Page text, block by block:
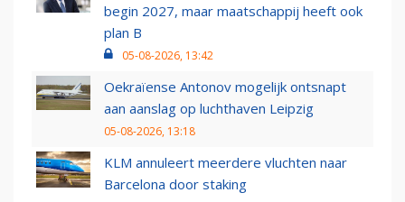
begin 2027, maar maatschappij heeft ook
plan B
05-08-2026, 13:42
Oekraïense Antonov mogelijk ontsnapt
aan aanslag op luchthaven Leipzig
05-08-2026, 13:18
KLM annuleert meerdere vluchten naar
Barcelona door staking